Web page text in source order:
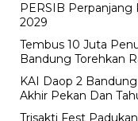
PERSIB
2029
Tembus 10 Juta
Bandung Torehkan
KAI Daop 2
Akhir Pekan Dan
Trisakti Fest